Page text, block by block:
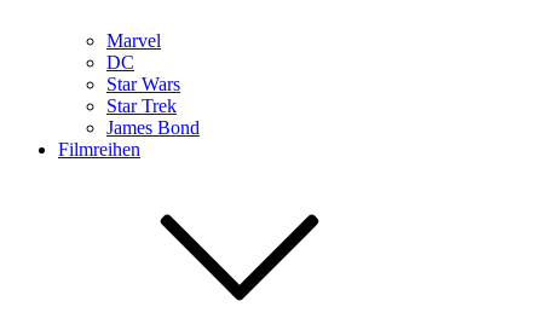
Marvel
DC
Star Wars
Star Trek
James Bond
Filmreihen